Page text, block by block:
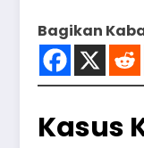
Bagikan
Kasus